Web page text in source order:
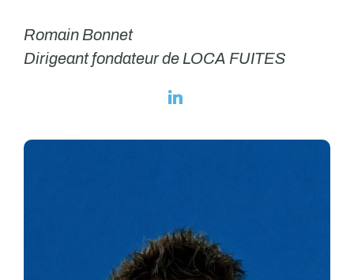
Romain Bonnet
Dirigeant fondateur de LOCA FUITES